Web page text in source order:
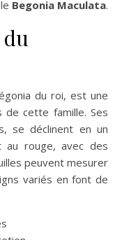
Begonia Maculata.
du
du roi, est une
de cette famille. Ses
se déclinent en un
au rouge, avec des
peuvent mesurer
variés en font de